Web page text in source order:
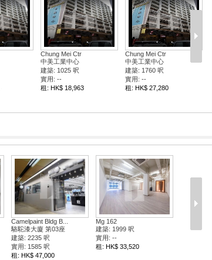
Chung Mei Ctr
中美工業中心
建築: 1025 呎
實用: --
租: HK$ 18,963
Chung Mei Ctr
中美工業中心
建築: 1760 呎
實用: --
租: HK$ 27,280
Camelpaint Bldg B...
駱駝漆大廈 第03座
建築: 2235 呎
實用: 1585 呎
租: HK$ 47,000
Mg 162
建築: 1999 呎
實用: --
租: HK$ 33,520